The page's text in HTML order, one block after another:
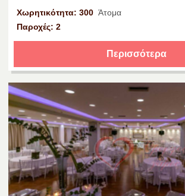
Χωρητικότητα: 300 Άτομα
Παροχές: 2
Περισσότερα